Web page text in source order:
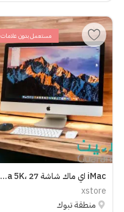
مستعمل بدون علامات
iMac اي ماك شاشة Retina 5K، 27 بوصة
xstore
منطقة تبوك